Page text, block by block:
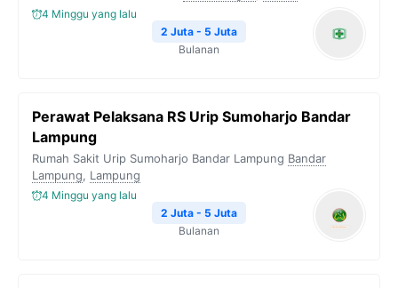
4 Minggu yang lalu
2 Juta - 5 Juta
Bulanan
Perawat Pelaksana RS Urip Sumoharjo Bandar
Lampung
Rumah Sakit Urip Sumoharjo Bandar Lampung Bandar
Lampung, Lampung
4 Minggu yang lalu
2 Juta - 5 Juta
Bulanan